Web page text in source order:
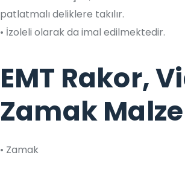
patlatmalı deliklere takılır.
• İzoleli olarak da imal edilmektedir.
EMT Rakor,
Zamak
• Zamak